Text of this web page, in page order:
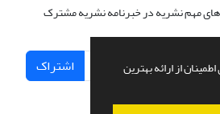
از ارائه بهترین
های مهم نشریه در خبرنامه نشریه مشترک
اشتراک